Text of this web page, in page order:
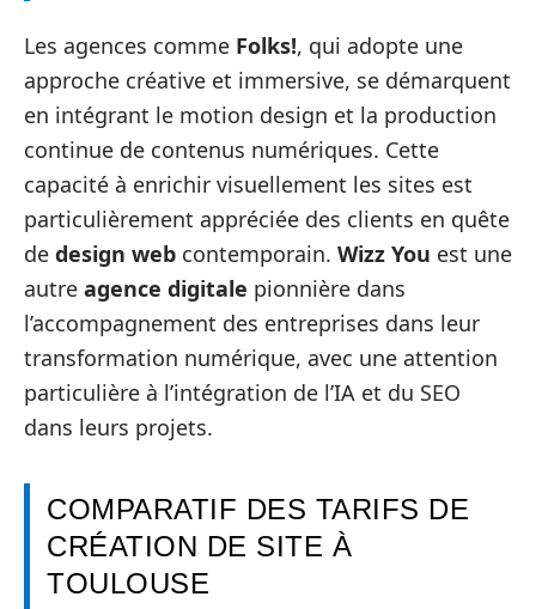
Les agences comme Folks!, qui adopte une
approche créative et immersive, se démarquent
en intégrant le motion design et la production
continue de contenus numériques. Cette
capacité à enrichir visuellement les sites est
particulièrement appréciée des clients en quête
de design web contemporain. Wizz You est une
autre agence digitale pionnière dans
l’accompagnement des entreprises dans leur
transformation numérique, avec une attention
particulière à l’intégration de l’IA et du SEO
dans leurs projets.
COMPARATIF DES TARIFS DE
CRÉATION DE SITE À
TOULOUSE